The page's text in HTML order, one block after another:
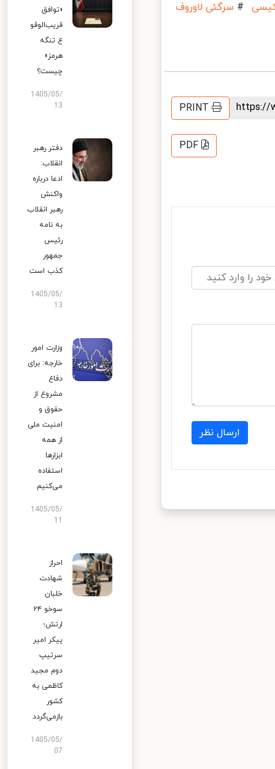
سرگئی لاوروف
PRINT
PDF
ارسال نظر
«توافق
قریب‌الوقو
ع تنگه
هرمز»
چیست؟
1405/05/
13
دفتر رهبر
انقلاب:
ادعا درباره
واکنش
رهبر انقلاب
به نامه
رئیس
جمهور
کذب است
1405/05/
13
وزارت امور
خارجه: برای
دفاع
مشروع از
حقوق و
امنیت ملی
از همه
ابزارها
استفاده
می‌کنیم
1405/05/
احراز
شهادت
خلبان
سوخو ۲۴
ارتش؛
پیکر امیر
سرتیپ
دوم مجید
کاظمی به
کشور
بازمی‌گردد
1405/05/
07